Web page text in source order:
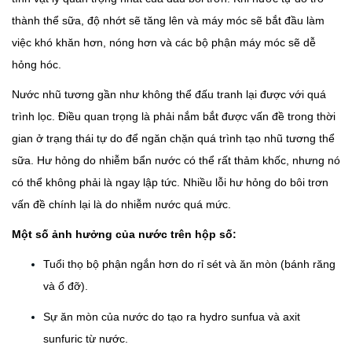
thành thể sữa, độ nhớt sẽ tăng lên và máy móc sẽ bắt đầu làm
việc khó khăn hơn, nóng hơn và các bộ phận máy móc sẽ dễ
hỏng hóc.
Nước nhũ tương gần như không thể đấu tranh lại được với quá
trình lọc. Điều quan trọng là phải nắm bắt được vấn đề trong thời
gian ở trạng thái tự do để ngăn chặn quá trình tạo nhũ tương thể
sữa. Hư hỏng do nhiễm bẩn nước có thể rất thảm khốc, nhưng nó
có thể không phải là ngay lập tức. Nhiều lỗi hư hỏng do bôi trơn
vấn đề chính lại là do nhiễm nước quá mức.
Một số ảnh hưởng của nước trên hộp số:
Tuổi thọ bộ phận ngắn hơn do rỉ sét và ăn mòn (bánh răng
và ổ đỡ).
Sự ăn mòn của nước do tạo ra hydro sunfua và axit
sunfuric từ nước.